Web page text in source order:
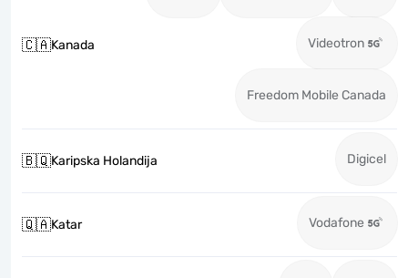
🇨🇦Kanada Videotron
Freedom Mobile Canada
🇧🇶Karipska Holandija Digicel
🇶🇦Katar Vodafone